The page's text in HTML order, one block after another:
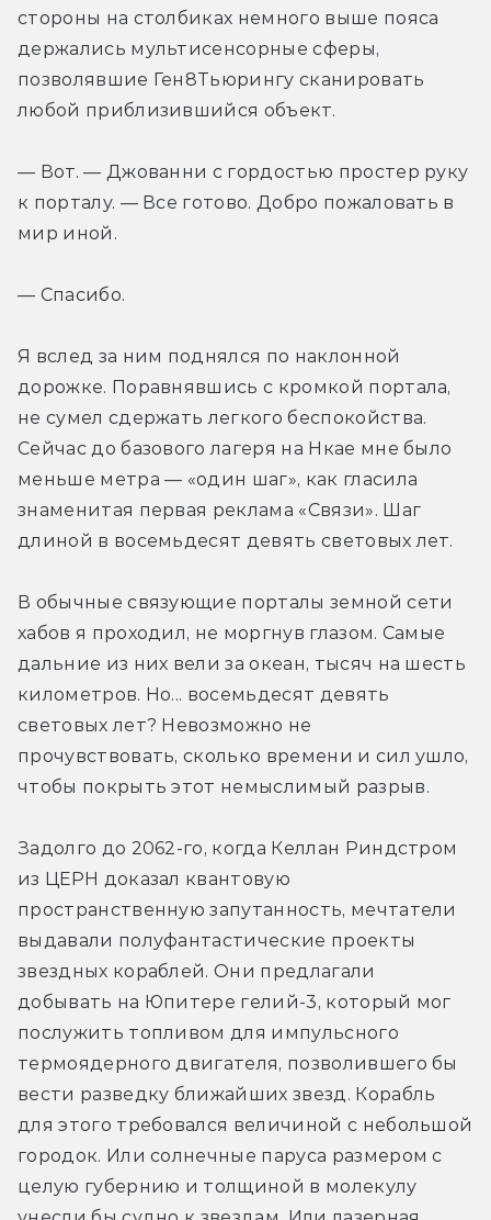
стороны на столбиках немного выше пояса
держались мультисенсорные сферы,
позволявшие Ген8Тьюрингу сканировать
любой приблизившийся объект.
— Вот. — Джованни с гордостью простер руку
к порталу. — Все готово. Добро пожаловать в
мир иной.
— Спасибо.
Я вслед за ним поднялся по наклонной
дорожке. Поравнявшись с кромкой портала,
не сумел сдержать легкого беспокойства.
Сейчас до базового лагеря на Нкае мне было
меньше метра — «один шаг», как гласила
знаменитая первая реклама «Связи». Шаг
длиной в восемьдесят девять световых лет.
В обычные связующие порталы земной сети
хабов я проходил, не моргнув глазом. Самые
дальние из них вели за океан, тысяч на шесть
километров. Но... восемьдесят девять
световых лет? Невозможно не
прочувствовать, сколько времени и сил ушло,
чтобы покрыть этот немыслимый разрыв.
Задолго до 2062-го, когда Келлан Риндстром
из ЦЕРН доказал квантовую
пространственную запутанность, мечтатели
выдавали полуфантастические проекты
звездных кораблей. Они предлагали
добывать на Юпитере гелий-3, который мог
послужить топливом для импульсного
термоядерного двигателя, позволившего бы
вести разведку ближайших звезд. Корабль
для этого требовался величиной с небольшой
городок. Или солнечные паруса размером с
целую губернию и толщиной в молекулу